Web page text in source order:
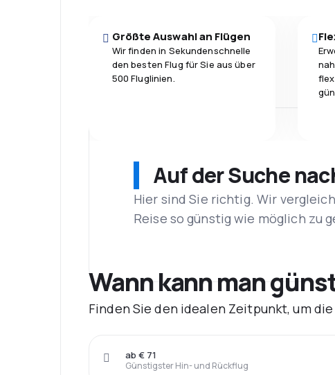
Größte Auswahl an Flügen
Wir finden in Sekundenschnelle
den besten Flug für Sie aus über
500 Fluglinien.
Auf der Suche
Hier sind Sie richtig. Wir
Reise so günstig wie möglich zu
Wann kann man
Finden Sie den idealen Zeitpunkt, um
Günstigster Hin- und Rückflug
ab € 71